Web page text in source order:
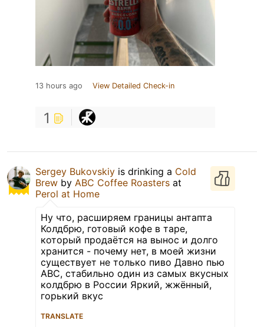
13 hours ago View Detailed Check-in
1
Sergey Bukovskiy is drinking a Cold
Brew by ABC Coffee Roasters at
Perol at Home
Ну что, расширяем границы антапта
Колдбрю, готовый кофе в таре,
который продаётся на вынос и долго
хранится - почему нет, в моей жизни
существует не только пиво Давно пью
ABC, стабильно один из самых вкусных
колдбрю в России Яркий, жжённый,
горький вкус
TRANSLATE